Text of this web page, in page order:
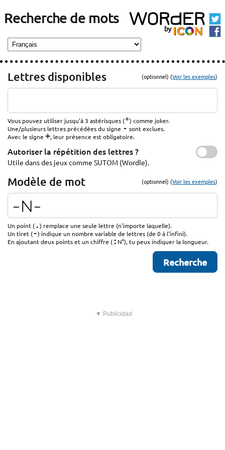
Recherche de mots
Lettres disponibles (optionnel) (Voir les exemples)
Vous pouvez utiliser jusqu'à 3 astérisques (*) comme joker.
Une/plusieurs lettres précédées du signe - sont exclues.
Avec le signe +, leur présence est obligatoire.
Autoriser la répétition des lettres ?
Utile dans des jeux comme SUTOM (Wordle).
Modèle de mot (optionnel) (Voir les exemples)
Un point (.) remplace une seule lettre (n'importe laquelle).
Un tiret (-) indique un nombre variable de lettres (de 0 à l'infini).
En ajoutant deux points et un chiffre (: N°), tu peux indiquer la longueur.
▼ Publicidad